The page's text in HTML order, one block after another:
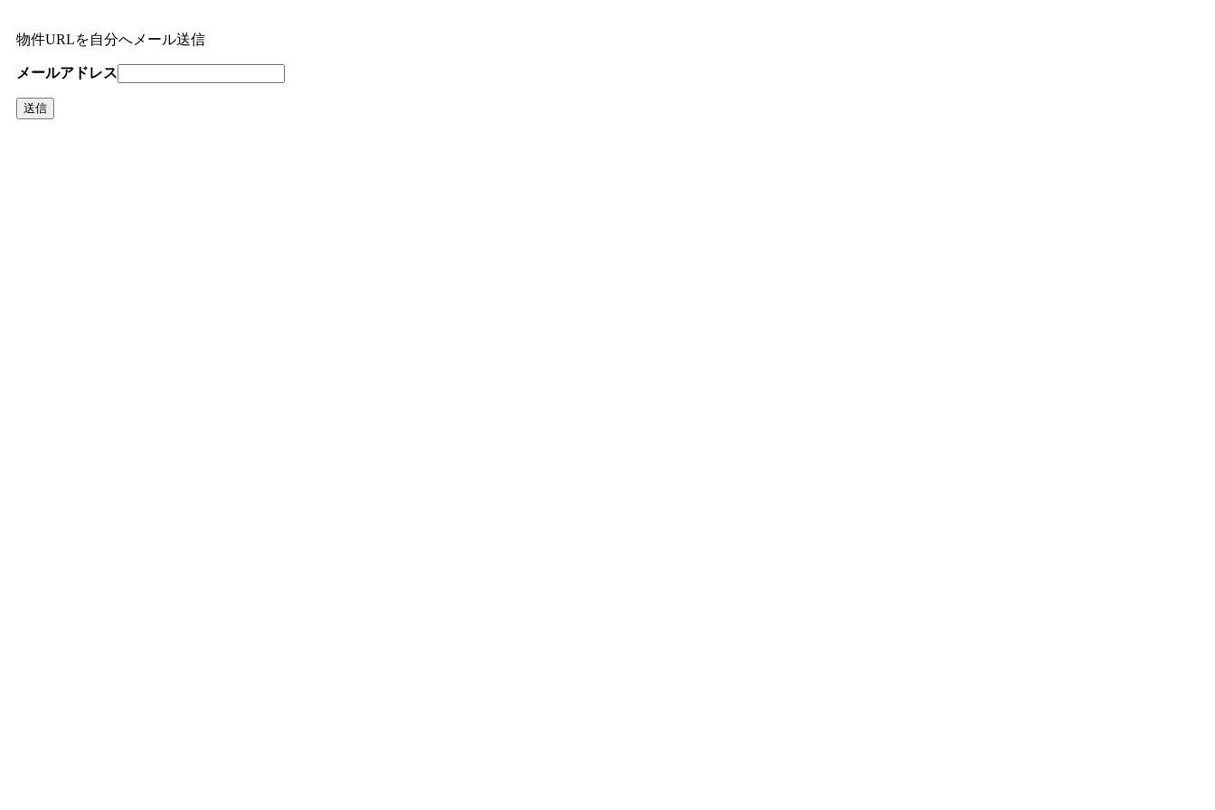
物件URLを自分へメール送信
メールアドレス